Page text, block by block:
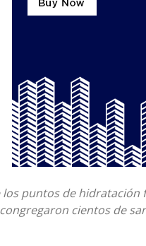
los puntos de
cientos de